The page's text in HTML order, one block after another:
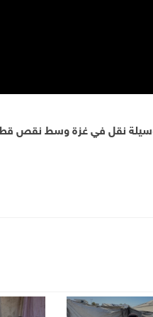
نقل في غزة وسط نقص قطع